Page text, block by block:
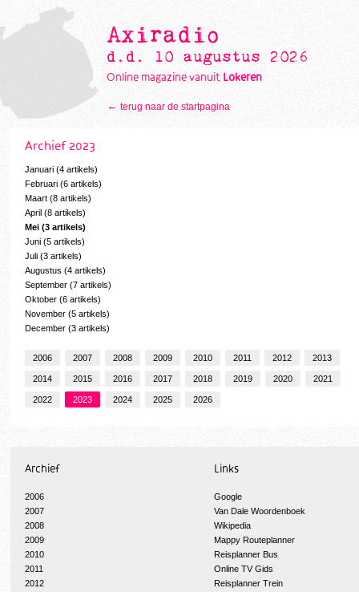
Axiradio
d.d. 10 augustus 2026
Online magazine vanuit Lokeren
← terug naar de startpagina
Archief 2023
Januari (4 artikels)
Februari (6 artikels)
Maart (8 artikels)
April (8 artikels)
Mei (3 artikels)
Juni (5 artikels)
Juli (3 artikels)
Augustus (4 artikels)
September (7 artikels)
Oktober (6 artikels)
November (5 artikels)
December (3 artikels)
2006 2007 2008 2009 2010 2011 2012 2013
2014 2015 2016 2017 2018 2019 2020 2021
2022 2023 2024 2025 2026
Archief
2006
2007
2008
2009
2010
2011
2012
Links
Google
Van Dale Woordenboek
Wikipedia
Mappy Routeplanner
Reisplanner Bus
Online TV Gids
Reisplanner Trein